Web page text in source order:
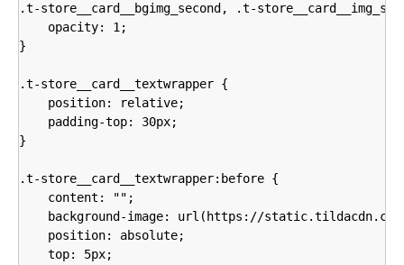
.t-store__card__bgimg_second, .t-
    opacity: 1;
}
.t-store__card__textwrapper {
    position: relative;
    padding-top: 30px;
}
.t-store__card__textwrapper:before {
    content: "";
background-image: url(https://
    position: absolute;
    top: 5px;